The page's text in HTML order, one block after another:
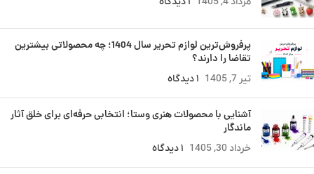
پرفروش‌ترین لوازم تحریر سال 1404؛ چه محصولاتی بیشترین
تقاضا را دارند؟
تیر 7, 1405 ۱ دیدگاه
آشنایی با محصولات هنری وستا؛ انتخابی حرفه‌ای برای خلق آثار
ماندگار
خرداد 30, 1405 ۱ دیدگاه